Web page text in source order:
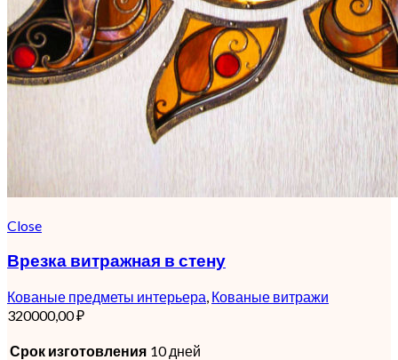
Close
Врезка витражная в стену
Кованые предметы интерьера Кованые витражи
320000,00₽
Срок изготовления 10 дней